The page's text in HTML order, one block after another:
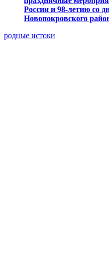
России и 98-летию со
Новопокровского
родные истоки